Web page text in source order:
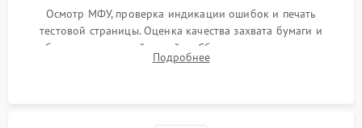
Осмотр МФУ, проверка индикации ошибок и печать
тестовой страницы. Оценка качества захвата бумаги и
работы сканирующей линейки. Сбор данных о замятиях,
дефектах изображения или посторонних шумах при работе.
Подробнее